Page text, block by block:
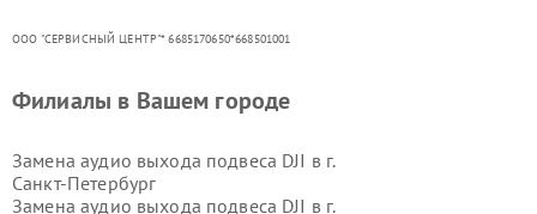
ООО "СЕРВИСНЫЙ ЦЕНТР"* 6685170650*668501001
Филиалы в Вашем городе
Замена аудио выхода подвеса DJI в г.
Санкт-Петербург
Замена аудио выхода подвеса DJI в г.